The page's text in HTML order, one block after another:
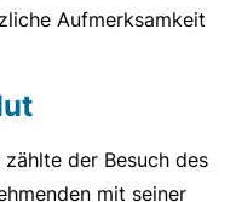
Aufmerksamkeit
der Besuch des
mit seiner